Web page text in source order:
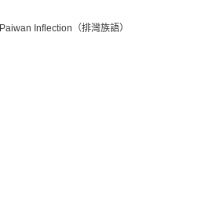
Paiwan Inflection（排灣族語）